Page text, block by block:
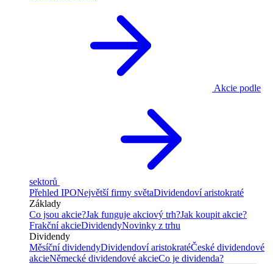
Akcie podle
sektorů
Přehled IPONejvětší firmy světaDividendoví aristokraté
Základy
Co jsou akcie?Jak funguje akciový trh?Jak koupit akcie?
Frakční akcieDividendyNovinky z trhu
Dividendy
Měsíční dividendyDividendoví aristokratéČeské dividendové
akcieNěmecké dividendové akcieCo je dividenda?